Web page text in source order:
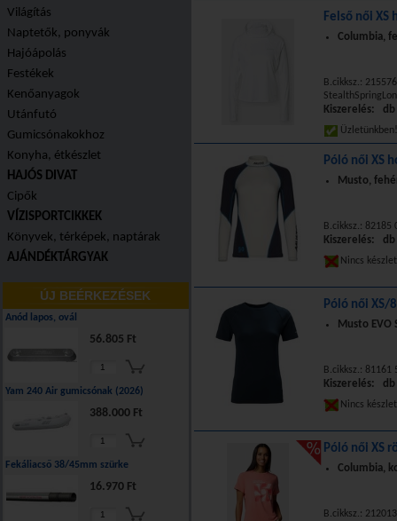
Világítás
Naptetők, ponyvák
Hajóápolás
Festékek
Kenőanyagok
Utánfutó
Gumicsónakokhoz
Konyha, étkészlet
HAJÓS DIVAT
Cipők
VÍZISPORTCIKKEK
Könyvek, térképek, naptárak
AJÁNDÉKTÁRGYAK
ÚJ BEÉRKEZÉSEK
Anód lapos, ovál
56.805 Ft
Yam 240 Air gumicsónak (2026)
388.000 Ft
Fekáliacső 38/45mm szürke
16.970 Ft
Felső női XS
Columbia,
B.cikksz.:
Kiszerelés: db
Póló női XS
Musto,
B.cikksz.: 82185
Kiszerelés: db
Nincs
Póló női XS/
Musto EVO
B.cikksz.: 81161
Kiszerelés: db
Nincs
Póló női XS
Columbia,
B.cikksz.: